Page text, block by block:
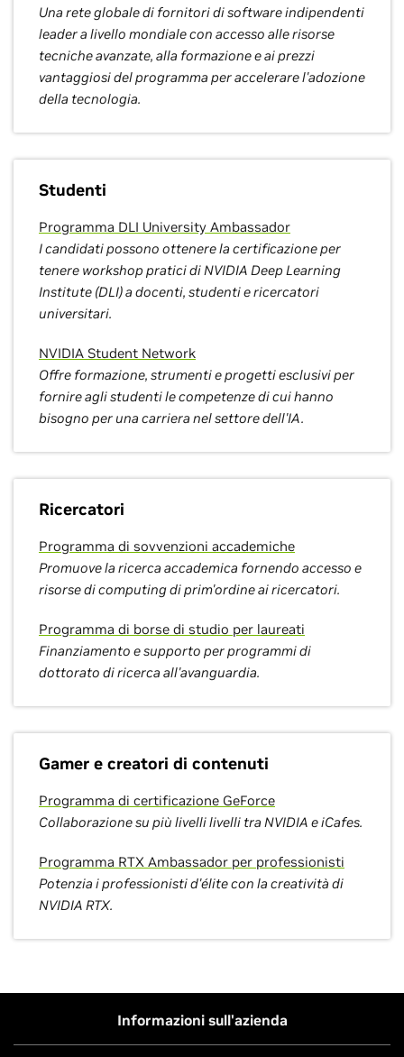
Una rete globale di fornitori di software indipendenti
leader a livello mondiale con accesso alle risorse
tecniche avanzate, alla formazione e ai prezzi
vantaggiosi del programma per accelerare l'adozione
della tecnologia.
Studenti
Programma DLI University Ambassador
I candidati possono ottenere la certificazione per
tenere workshop pratici di NVIDIA Deep Learning
Institute (DLI) a docenti, studenti e ricercatori
universitari.
NVIDIA Student Network
Offre formazione, strumenti e progetti esclusivi per
fornire agli studenti le competenze di cui hanno
bisogno per una carriera nel settore dell'IA.
Ricercatori
Programma di sovvenzioni accademiche
Promuove la ricerca accademica fornendo accesso e
risorse di computing di prim'ordine ai ricercatori.
Programma di borse di studio per laureati
Finanziamento e supporto per programmi di
dottorato di ricerca all'avanguardia.
Gamer e creatori di contenuti
Programma di certificazione GeForce
Collaborazione su più livelli livelli tra NVIDIA e iCafes.
Programma RTX Ambassador per professionisti
Potenzia i professionisti d'élite con la creatività di
NVIDIA RTX.
Informazioni sull'azienda